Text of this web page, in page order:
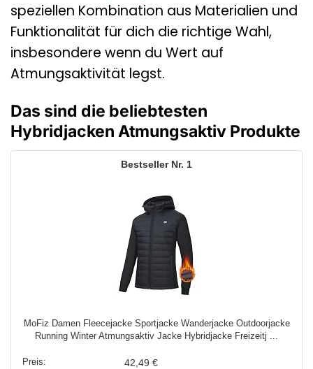
speziellen Kombination aus Materialien und
Funktionalität für dich die richtige Wahl,
insbesondere wenn du Wert auf
Atmungsaktivität legst.
Das sind die beliebtesten
Hybridjacken Atmungsaktiv Produkte
1
MoFiz Damen Fleecejacke Sportjacke Wanderjacke Outdoorjacke
Running Winter Atmungsaktiv Jacke Hybridjacke Freizeitj ...
42,49 €